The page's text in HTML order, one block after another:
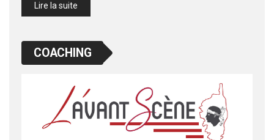
Lire la suite
COACHING